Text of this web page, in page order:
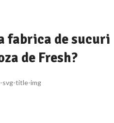
fabrica de sucuri
de Fresh?